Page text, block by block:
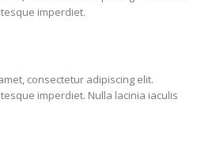
imperdiet.
consectetur adipiscing elit.
imperdiet. Nulla lacinia iaculis